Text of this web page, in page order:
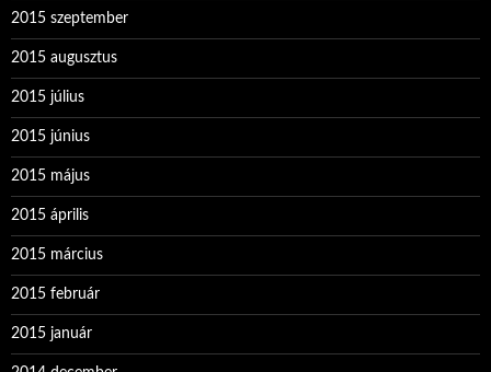
2015 szeptember
2015 augusztus
2015 július
2015 június
2015 május
2015 április
2015 március
2015 február
2015 január